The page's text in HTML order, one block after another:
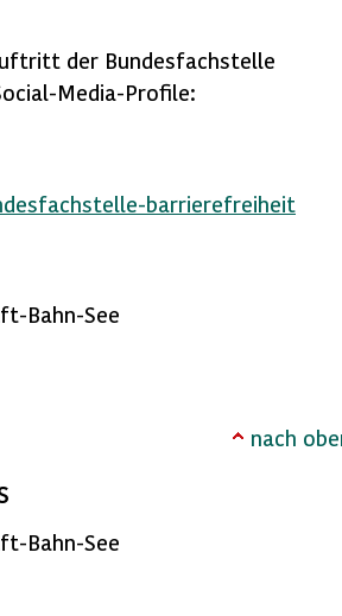
der Bundesfachstelle
Media-Profile:
barrierefreiheit
Bahn-See
nach
Bahn-See